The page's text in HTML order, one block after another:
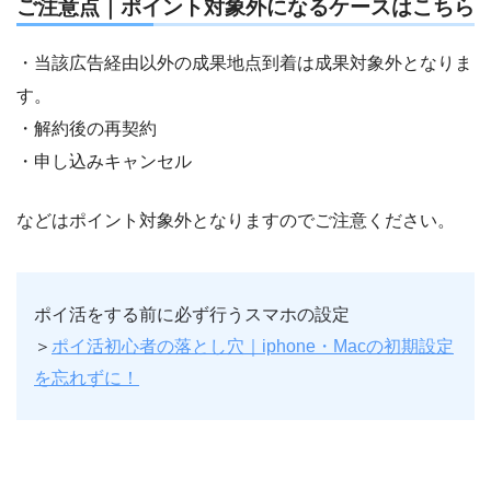
ご注意点｜ポイント対象外になるケースはこちら
・当該広告経由以外の成果地点到着は成果対象外となりま
す。
・解約後の再契約
・申し込みキャンセル
などはポイント対象外となりますのでご注意ください。
ポイ活をする前に必ず行うスマホの設定
＞ ポイ活初心者の落とし穴｜iphone・Macの初期設定
を忘れずに！